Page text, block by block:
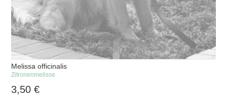
Melissa officinalis
Zitronenmelisse
3,50€